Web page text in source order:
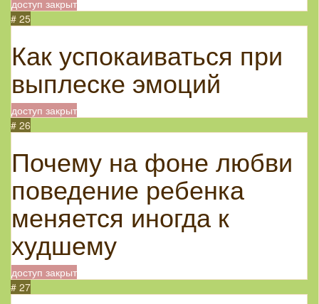
доступ закрыт
# 25
Как успокаиваться при
выплеске эмоций
доступ закрыт
# 26
Почему на фоне любви
поведение ребенка
меняется иногда к
худшему
доступ закрыт
# 27